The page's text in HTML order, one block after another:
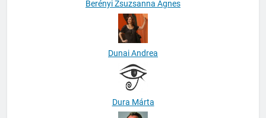
Berényi Zsuzsanna Ágnes
Dunai Andrea
Dura Márta